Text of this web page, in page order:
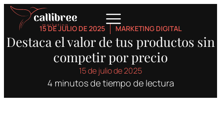
15 DE JULIO DE 2025 MARKETING DIGITAL
Destaca el valor de tus productos sin
competir por precio
15 de julio de 2025
4 minutos de tiempo de lectura